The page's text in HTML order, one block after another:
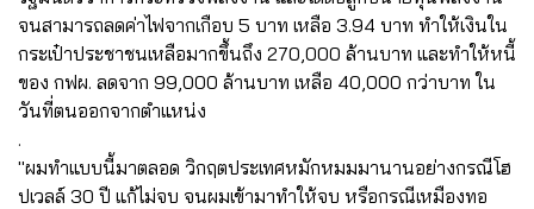
จนสามารถลดค่าไฟจากเกือบ 5 บาท เหลือ 3.94 บาท ทำให้เงินใน
กระเป๋าประชาชนเหลือมากขึ้นถึง 270,000 ล้านบาท และทำให้หนี้
ของ กฟผ. ลดจาก 99,000 ล้านบาท เหลือ 40,000 กว่าบาท ใน
วันที่ตนออกจากตำแหน่ง
.
"ผมทำแบบนี้มาตลอด วิกฤตประเทศหมักหมมมานานอย่างกรณีโฮ
ปเวลล์ 30 ปี แก้ไม่จบ จนผมเข้ามาทำให้จบ หรือกรณีเหมืองทอ